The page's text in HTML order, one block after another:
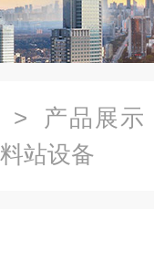
> 产品展示
站设备